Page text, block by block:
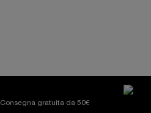
Consegna gratuita da 50€